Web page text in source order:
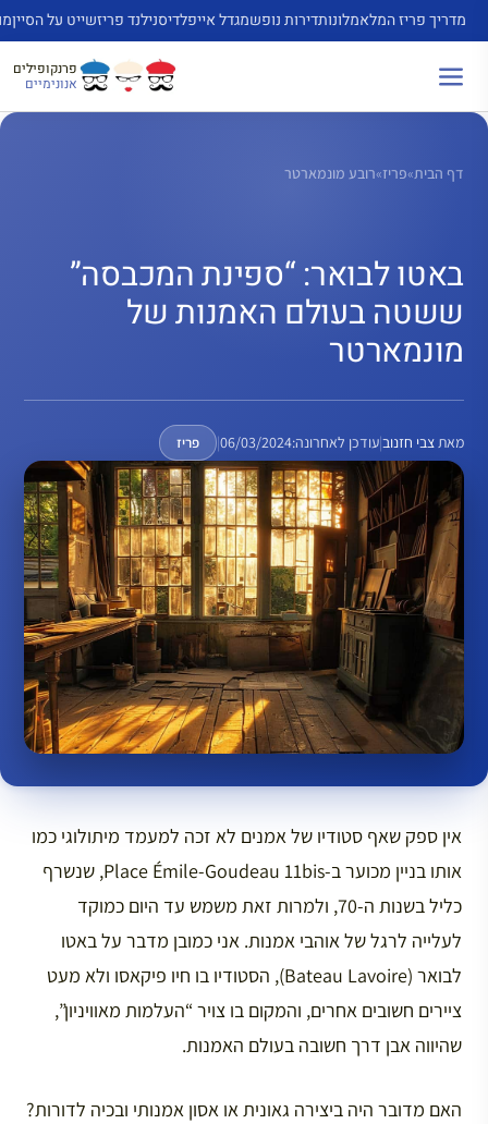
לדלג
לתוכן
מדריך פריז המלאמלונותדירות נופשמגדל אייפלדיסנילנד פריזשייט על הסיין
פרנקופילים
אנונימיים
דף הבית»פריז»רובע מונמארטר
באטו לבואר: “ספינת המכבסה”
ששטה בעולם האמנות של
מונמארטר
מאתצבי חזנוב|עודכן לאחרונה:06/03/2024
| פריז
אין ספק שאף סטודיו של אמנים לא זכה למעמד מיתולוגי כמו
אותו בניין מכוער ב-Place Émile-Goudeau 11bis, שנשרף
כליל בשנות ה-70, ולמרות זאת משמש עד היום כמוקד
לעלייה לרגל של אוהבי אמנות. אני כמובן מדבר על באטו
לבואר (Bateau Lavoire), הסטודיו בו חיו פיקאסו ולא מעט
ציירים חשובים אחרים, והמקום בו צויר “העלמות מאוויניון”,
שהיווה אבן דרך חשובה בעולם האמנות.
האם מדובר היה ביצירה גאונית או אסון אמנותי ובכיה לדורות?